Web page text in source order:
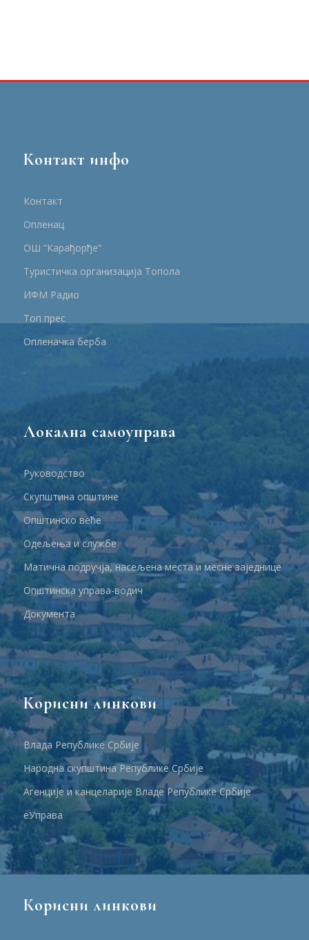
Контакт инфо
Контакт
Опленац
ОШ “Карађорђе”
Туристичка организација Топола
ИФМ Радио
Топ прес
Опленачка берба
Локална самоуправа
Руководство
Скупштина општине
Општинско веће
Одељења и службе
Матична подручја, насељена места и месне заједнице
Општинска управа-водич
Документа
Корисни линкови
Влада Републике Србије
Народна скупштина Републике Србије
Агенције и канцеларије Владе Републике Србије
еУправа
Корисни линкови